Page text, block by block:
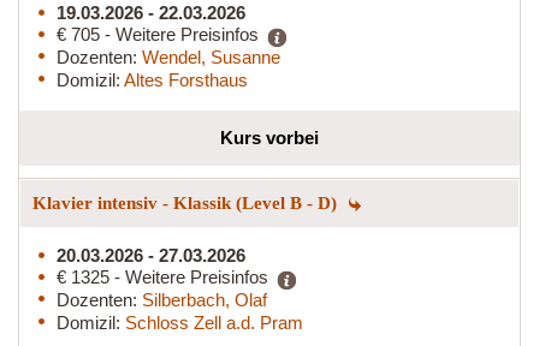
19.03.2026 - 22.03.2026
€ 705 - Weitere Preisinfos
Dozenten: Wendel, Susanne
Domizil: Altes Forsthaus
Kurs vorbei
Klavier intensiv - Klassik (Level B - D)
20.03.2026 - 27.03.2026
€ 1325 - Weitere Preisinfos
Dozenten: Silberbach, Olaf
Domizil: Schloss Zell a.d. Pram